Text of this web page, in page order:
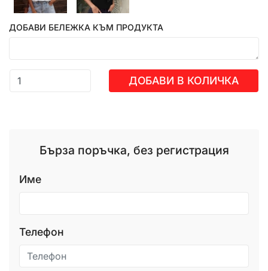
ДОБАВИ БЕЛЕЖКА КЪМ ПРОДУКТА
ДОБАВИ В КОЛИЧКА
Бърза поръчка, без регистрация
Име
Телефон